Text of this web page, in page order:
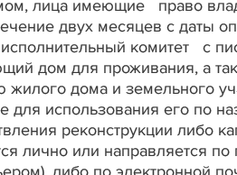
лица имеющие право
двух месяцев с даты
исполнительный комитет с
дом для проживания, а
дома и земельного
для использования его по
реконструкции либо
лично или направляется
либо по электронной